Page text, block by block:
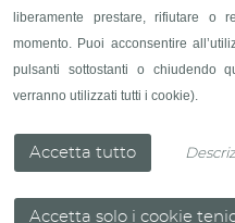
liberamente prestare, rifiutare o
momento. Puoi acconsentire
pulsanti sottostanti o chiudendo
verranno utilizzati tutti i cookie).